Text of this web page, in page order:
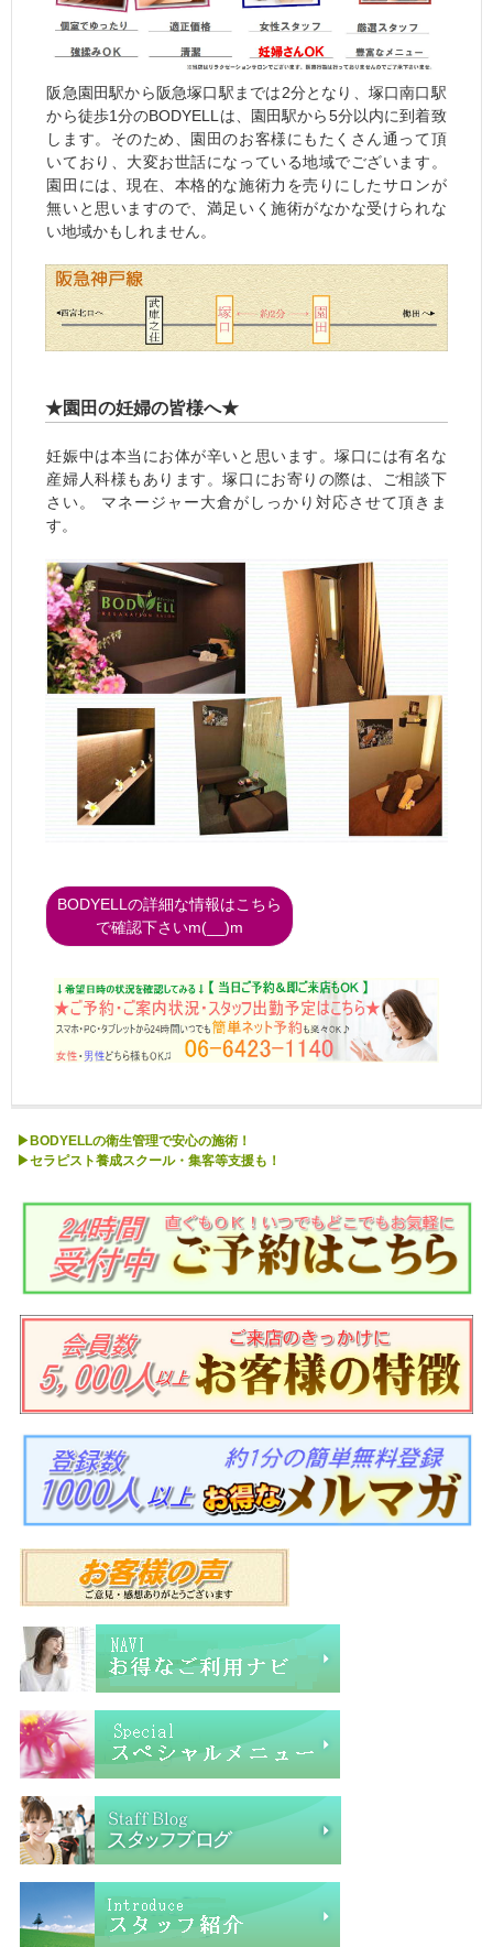
阪急園田駅から阪急塚口駅までは2分となり、塚口南口駅
から徒歩1分のBODYELLは、園田駅から5分以内に到着致
します。そのため、園田のお客様にもたくさん通って頂
いており、大変お世話になっている地域でございます。
園田には、現在、本格的な施術力を売りにしたサロンが
無いと思いますので、満足いく施術がなかな受けられな
い地域かもしれません。
★園田の妊婦の皆様へ★
妊娠中は本当にお体が辛いと思います。塚口には有名な
産婦人科様もあります。塚口にお寄りの際は、ご相談下
さい。 マネージャー大倉がしっかり対応させて頂きま
す。
BODYELLの詳細な情報はこちら
で確認下さいm(__)m
▶BODYELLの衛生管理で安心の施術！
▶セラピスト養成スクール・集客等支援も！